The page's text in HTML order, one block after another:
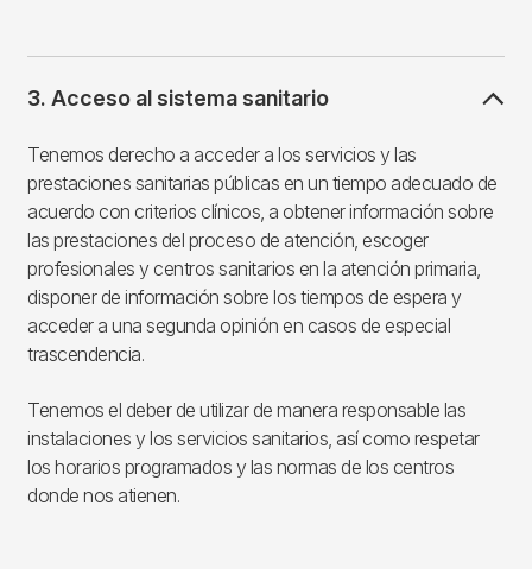
3. Acceso al sistema sanitario
Tenemos derecho a acceder a los servicios y las
prestaciones sanitarias públicas en un tiempo adecuado de
acuerdo con criterios clínicos, a obtener información sobre
las prestaciones del proceso de atención, escoger
profesionales y centros sanitarios en la atención primaria,
disponer de información sobre los tiempos de espera y
acceder a una segunda opinión en casos de especial
trascendencia.
Tenemos el deber de utilizar de manera responsable las
instalaciones y los servicios sanitarios, así como respetar
los horarios programados y las normas de los centros
donde nos atienen.